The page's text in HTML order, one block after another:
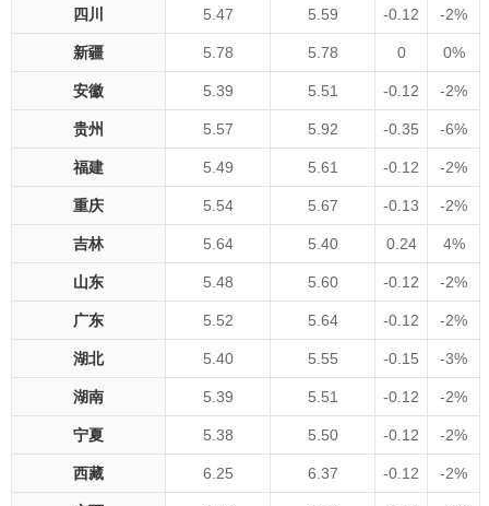
四川 5.47 5.59 -0.12 -2%
新疆 5.78 5.78 0 0%
安徽 5.39 5.51 -0.12 -2%
贵州 5.57 5.92 -0.35 -6%
福建 5.49 5.61 -0.12 -2%
重庆 5.54 5.67 -0.13 -2%
吉林 5.64 5.40 0.24 4%
山东 5.48 5.60 -0.12 -2%
广东 5.52 5.64 -0.12 -2%
湖北 5.40 5.55 -0.15 -3%
湖南 5.39 5.51 -0.12 -2%
宁夏 5.38 5.50 -0.12 -2%
西藏 6.25 6.37 -0.12 -2%